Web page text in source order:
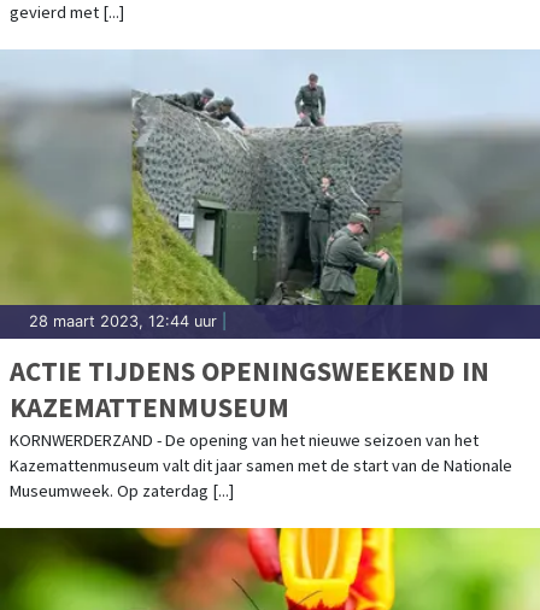
gevierd met [...]
28 maart 2023, 12:44 uur
ACTIE TIJDENS OPENINGSWEEKEND IN
KAZEMATTENMUSEUM
KORNWERDERZAND - De opening van het nieuwe seizoen van het
Kazemattenmuseum valt dit jaar samen met de start van de Nationale
Museumweek. Op zaterdag [...]